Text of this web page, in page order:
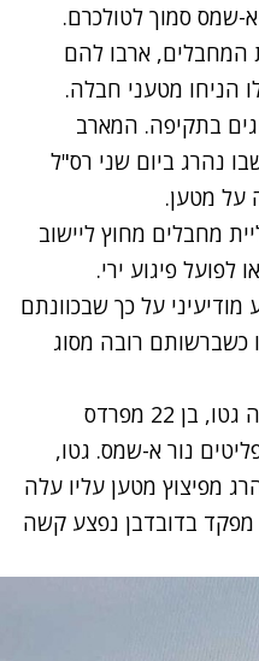
שמס סמוך לטולכרם.
המחבלים, ארבו להם
הניחו מטעני חבלה.
מדווחים על 4 הרוגים בתקיפה. המארב
שבו נהרג ביום שני רס"ל
על מטען.
מחבלים מחוץ ליישוב
לפועל פיגוע ירי.
על כך שבכוונתם
כשברשותם רובה מסוג
ביום שני נפל רס"ל במיל' יהודה גטו, בן 22 מפרדס
נור א-שמס. גטו,
מפיצוץ מטען עליו עלה
מפקד בדובדבן נפצע קשה